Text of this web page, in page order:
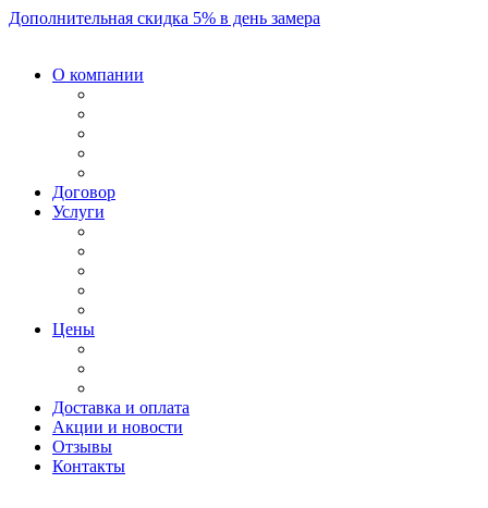
Дополнительная скидка 5% в день замера
О компании
Договор
Услуги
Цены
Доставка и оплата
Акции и новости
Отзывы
Контакты